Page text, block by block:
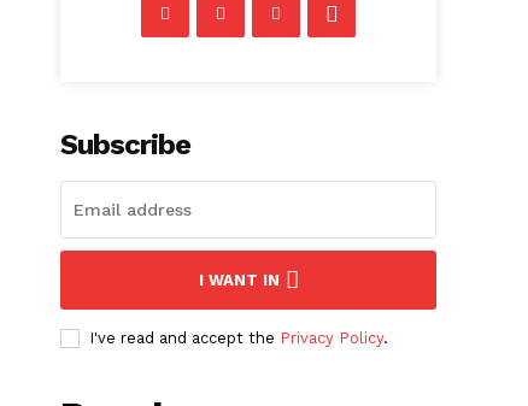
Subscribe
I WANT IN
I've read and accept the Privacy Policy.